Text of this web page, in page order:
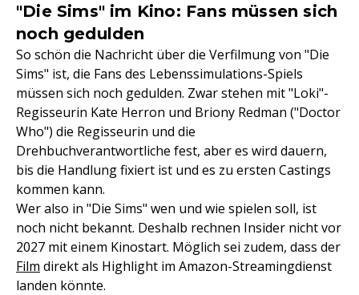
"Die Sims" im Kino: Fans müssen sich
noch gedulden
So schön die Nachricht über die Verfilmung von "Die
Sims" ist, die Fans des Lebenssimulations-Spiels
müssen sich noch gedulden. Zwar stehen mit "Loki"-
Regisseurin Kate Herron und Briony Redman ("Doctor
Who") die Regisseurin und die
Drehbuchverantwortliche fest, aber es wird dauern,
bis die Handlung fixiert ist und es zu ersten Castings
kommen kann.
Wer also in "Die Sims" wen und wie spielen soll, ist
noch nicht bekannt. Deshalb rechnen Insider nicht vor
2027 mit einem Kinostart. Möglich sei zudem, dass der
Film direkt als Highlight im Amazon-Streamingdienst
landen könnte.